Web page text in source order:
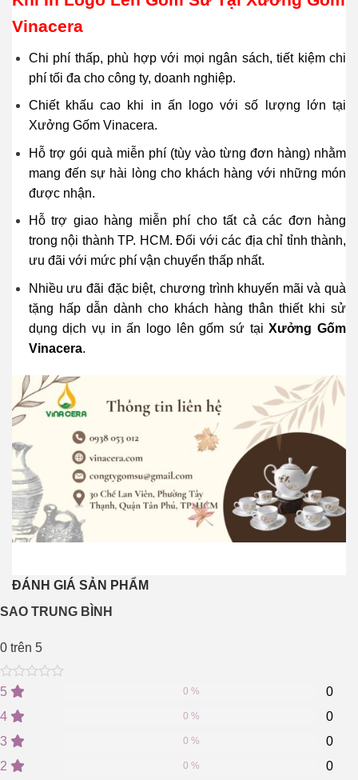
Vinacera
Chi phí thấp, phù hợp với mọi ngân sách, tiết kiệm chi
phí tối đa cho công ty, doanh nghiệp.
Chiết khấu cao khi in ấn logo với số lượng lớn tại
Xưởng Gốm Vinacera.
Hỗ trợ gói quà miễn phí (tùy vào từng đơn hàng) nhằm
mang đến sự hài lòng cho khách hàng với những món
được nhận.
Hỗ trợ giao hàng miễn phí cho tất cả các đơn hàng
trong nội thành TP. HCM. Đối với các địa chỉ tỉnh thành,
ưu đãi với mức phí vận chuyển thấp nhất.
Nhiều ưu đãi đặc biệt, chương trình khuyến mãi và quà
tặng hấp dẫn dành cho khách hàng thân thiết khi sử
dụng dịch vụ in ấn logo lên gốm sứ tạiXưởng Gốm
Vinacera.
ĐÁNH GIÁ SẢN PHẨM
SAO TRUNG BÌNH
0 trên 5
0
of
5
on
0
ratings
5 0
0 %
4 0
0 %
3 0
0 %
2 0
0 %